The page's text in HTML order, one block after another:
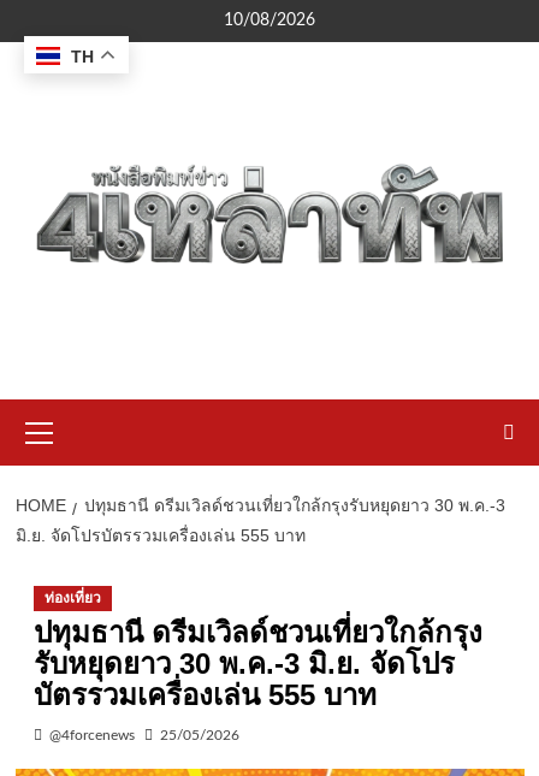
to
content
10/08/2026
Menu
HOME
ปทุมธานี ดรีมเวิลด์ชวนเที่ยวใกล้กรุงรับหยุดยาว 30 พ.ค.-3
มิ.ย. จัดโปรบัตรรวมเครื่องเล่น 555 บาท
ท่องเที่ยว
ปทุมธานี ดรีมเวิลด์ชวนเที่ยวใกล้กรุง
รับหยุดยาว 30 พ.ค.-3 มิ.ย. จัดโปร
บัตรรวมเครื่องเล่น 555 บาท
@4forcenews 25/05/2026
TH